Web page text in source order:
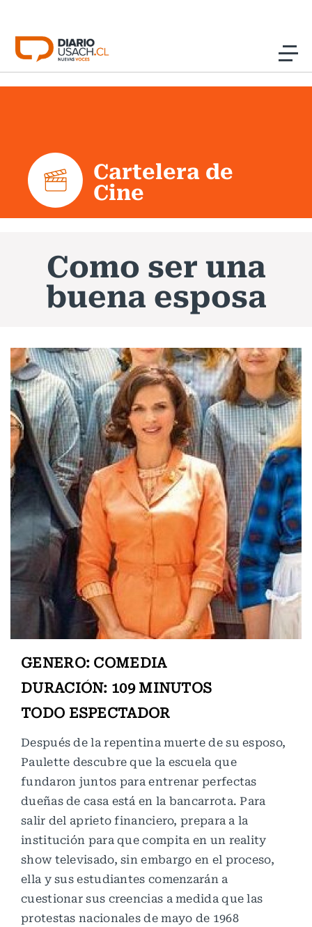
Click acá para ir directamente al contenido
Cultura
Programas Radio y TV Usach
Cartelera de
Cine
Como ser una
buena esposa
GENERO: COMEDIA
DURACIÓN: 109 MINUTOS
TODO ESPECTADOR
Después de la repentina muerte de su esposo,
Paulette descubre que la escuela que
fundaron juntos para entrenar perfectas
dueñas de casa está en la bancarrota. Para
salir del aprieto financiero, prepara a la
institución para que compita en un reality
show televisado, sin embargo en el proceso,
ella y sus estudiantes comenzarán a
cuestionar sus creencias a medida que las
protestas nacionales de mayo de 1968